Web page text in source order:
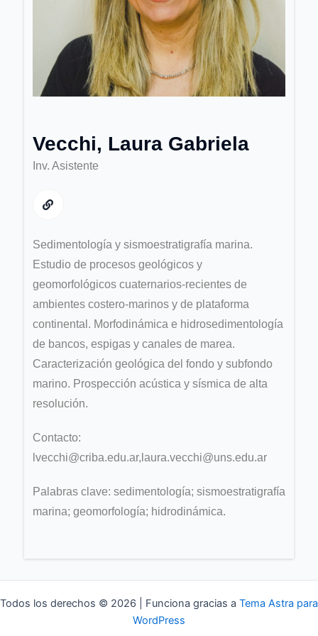
Vecchi, Laura Gabriela
Inv. Asistente
Sedimentología y sismoestratigrafía marina.
Estudio de procesos geológicos y
geomorfológicos cuaternarios-recientes de
ambientes costero-marinos y de plataforma
continental. Morfodinámica e hidrosedimentología
de bancos, espigas y canales de marea.
Caracterización geológica del fondo y subfondo
marino. Prospección acústica y sísmica de alta
resolución.
Contacto:
lvecchi@criba.edu.ar,laura.vecchi@uns.edu.ar
Palabras clave: sedimentología; sismoestratigrafía
marina; geomorfología; hidrodinámica.
Todos los derechos © 2026 | Funciona gracias a Tema Astra para
WordPress